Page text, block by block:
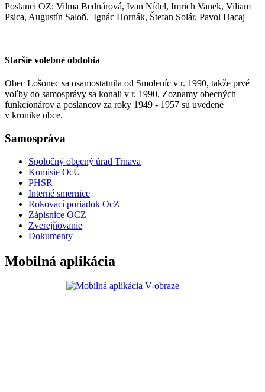
Poslanci OZ: Vilma Bednárová, Ivan Nídel, Imrich Vanek, Viliam
Psica, Augustín Saloň, Ignác Hornák, Štefan Solár, Pavol Hacaj
Staršie volebné obdobia
Obec Lošonec sa osamostatnila od Smoleníc v r. 1990, takže prvé
voľby do samosprávy sa konali v r. 1990. Zoznamy obecných
funkcionárov a poslancov za roky 1949 - 1957 sú uvedené
v kronike obce.
Samospráva
Spoločný obecný úrad Trnava
Komisie OcÚ
PHSR
Interné smernice
Rokovací poriadok OcZ
Zápisnice OCZ
Zverejňovanie
Dokumenty
Mobilná aplikácia